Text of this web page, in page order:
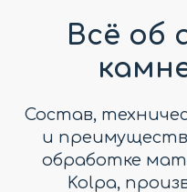
Всё об
Состав,
и
обработке
Kolpa,